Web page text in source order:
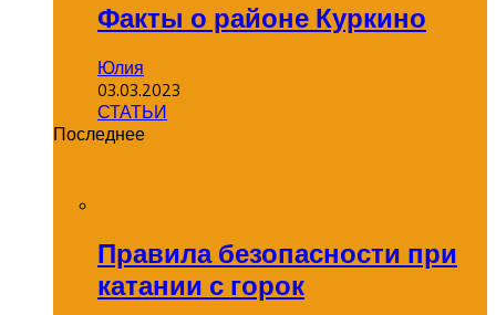
Факты о районе Куркино
Юлия
03.03.2023
СТАТЬИ
Последнее
Правила безопасности при
катании с горок